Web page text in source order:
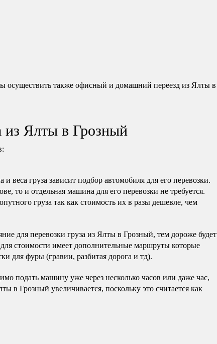
также офисный и домашний переезд из Ялты в
из Ялты в Грозный
веса груза зависит подбор автомобиля для его перевозки.
то и отдельная машина для его перевозки не требуется.
груза так как стоимость их в разы дешевле, чем
для перевозки груза из Ялты в Грозный, тем дороже будет
стоимости имеет дополнительные маршруты которые
для фуры (гравии, разбитая дорога и тд).
подать машину уже через несколько часов или даже час,
в Грозный увеличивается, поскольку это считается как